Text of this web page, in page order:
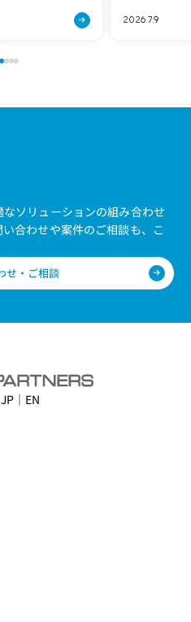
2026.7.9
ソリューションの組み合わせ
合わせや案件のご相談も、こ
せ・ご相談
JP EN